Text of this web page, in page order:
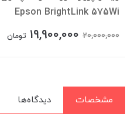
Epson BrightLink 575Wi
20,000,000
19,900,000 تومان
مشخصات دیدگاه‌ها